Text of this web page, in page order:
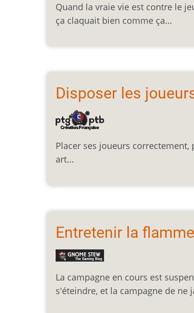
Quand la vraie vie est contre le
ça claquait bien comme ça...
Disposer les
Placer ses joueurs
art...
Entretenir la
La campagne en cours est
s'éteindre, et la campagne de ne